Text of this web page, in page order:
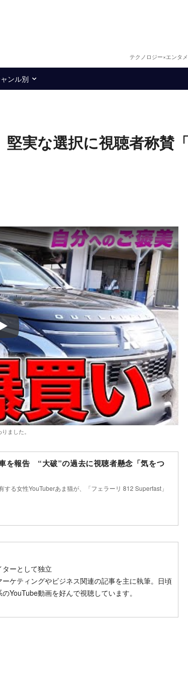
テクノロジー×エンタ
ンル別
実な選択に視聴者称賛
ました。
を報告 “大破”の過去に視聴者懸念「気をつ
する女性YouTuberあま猫が、「フェラーリ 812 Superfast」
ーとして独立
ケティングやビジネス関連の記事を主に執筆。日頃
YouTube動画を好んで視聴しています。